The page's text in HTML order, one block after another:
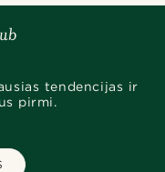
tendencijas ir
pirmi.